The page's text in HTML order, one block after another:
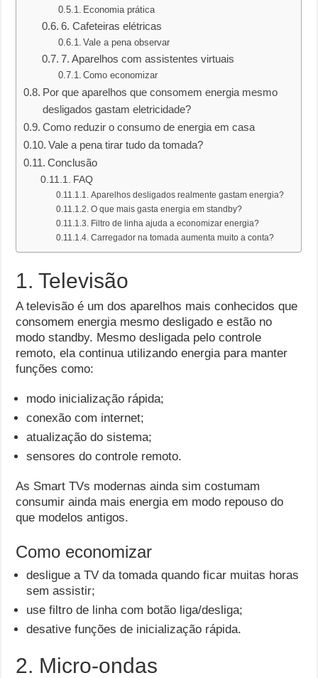
Economia prática
6. Cafeteiras elétricas
Vale a pena observar
7. Aparelhos com assistentes virtuais
Como economizar
Por que aparelhos que consomem energia mesmo
desligados gastam eletricidade?
Como reduzir o consumo de energia em casa
Vale a pena tirar tudo da tomada?
Conclusão
FAQ
Aparelhos desligados realmente gastam energia?
O que mais gasta energia em standby?
Filtro de linha ajuda a economizar energia?
Carregador na tomada aumenta muito a conta?
1. Televisão
A televisão é um dos aparelhos mais conhecidos que
consomem energia mesmo desligado e estão no
modo standby. Mesmo desligada pelo controle
remoto, ela continua utilizando energia para manter
funções como:
modo inicialização rápida;
conexão com internet;
atualização do sistema;
sensores do controle remoto.
As Smart TVs modernas ainda sim costumam
consumir ainda mais energia em modo repouso do
que modelos antigos.
Como economizar
desligue a TV da tomada quando ficar muitas horas
sem assistir;
use filtro de linha com botão liga/desliga;
desative funções de inicialização rápida.
2. Micro-ondas